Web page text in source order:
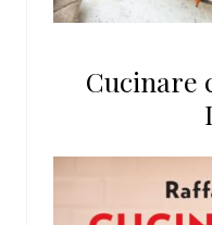
Cucinare